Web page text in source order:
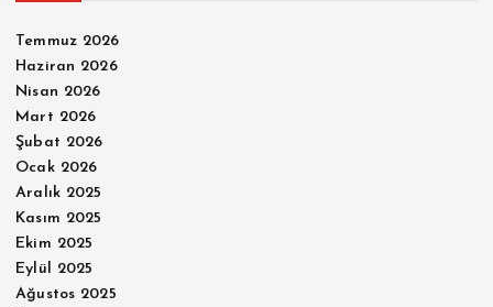
Temmuz 2026
Haziran 2026
Nisan 2026
Mart 2026
Şubat 2026
Ocak 2026
Aralık 2025
Kasım 2025
Ekim 2025
Eylül 2025
Ağustos 2025